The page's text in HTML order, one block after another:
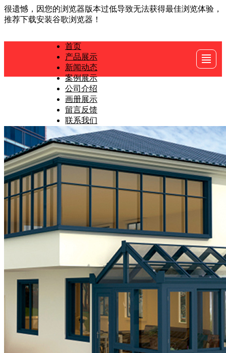
很遗憾，因您的浏览器版本过低导致无法获得最佳浏览体验，
推荐下载安装谷歌浏览器！
首页 产品展示
公司介绍
首页
产品展示
新闻动态
案例展示
公司介绍
画册展示
留言反馈
联系我们